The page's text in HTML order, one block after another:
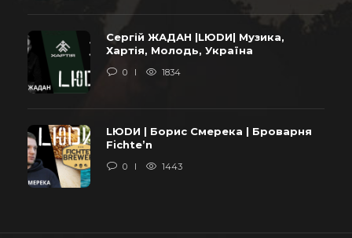
Сергій ЖАДАН |LЮDИ| Музика,
Хартія, Молодь, Україна
0 1834
LЮDИ | Борис Смерека | Броварня
Fichte’n
0 1443